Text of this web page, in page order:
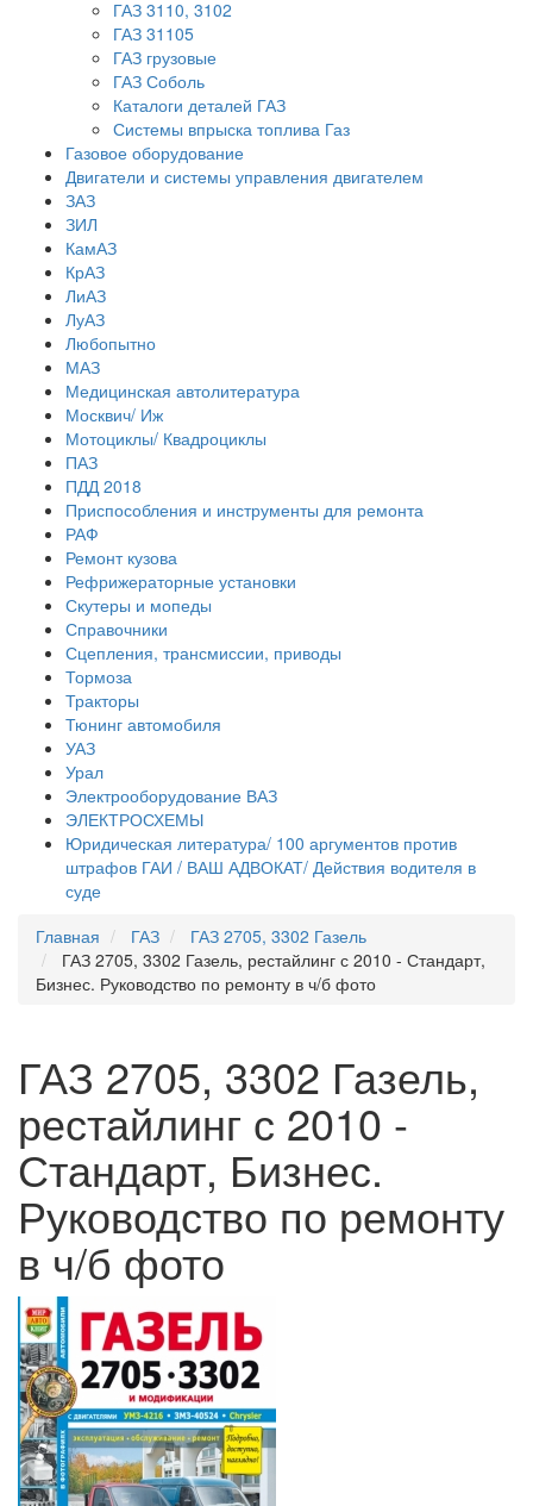
ГАЗ 3110, 3102
ГАЗ 31105
ГАЗ грузовые
ГАЗ Соболь
Каталоги деталей ГАЗ
Системы впрыска топлива Газ
Газовое оборудование
Двигатели и системы управления двигателем
ЗАЗ
ЗИЛ
КамАЗ
КрАЗ
ЛиАЗ
ЛуАЗ
Любопытно
МАЗ
Медицинская автолитература
Москвич/ Иж
Мотоциклы/ Квадроциклы
ПАЗ
ПДД 2018
Приспособления и инструменты для ремонта
РАФ
Ремонт кузова
Рефрижераторные установки
Скутеры и мопеды
Справочники
Сцепления, трансмиссии, приводы
Тормоза
Тракторы
Тюнинг автомобиля
УАЗ
Урал
Электрооборудование ВАЗ
ЭЛЕКТРОСХЕМЫ
Юридическая литература/ 100 аргументов против
штрафов ГАИ / ВАШ АДВОКАТ/ Действия водителя в
суде
Главная
ГАЗ
ГАЗ 2705, 3302 Газель
ГАЗ 2705, 3302 Газель, рестайлинг с 2010 - Стандарт,
Бизнес. Руководство по ремонту в ч/б фото
ГАЗ 2705, 3302 Газель,
рестайлинг с 2010 -
Стандарт, Бизнес.
Руководство по ремонту
в ч/б фото